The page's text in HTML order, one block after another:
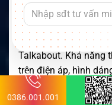
PMNN4477 và
Đây là hai mã liên
Talkabout. Khả năng
trên điện áp, hình
đàm cụ thể.
0386.001.001